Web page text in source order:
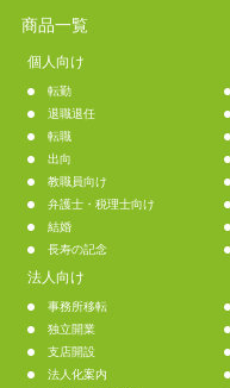
商品一覧
個人向け
転勤
退職退任
転職
出向
教職員向け
弁護士・税理士向け
結婚
長寿の記念
法人向け
事務所移転
独立開業
支店開設
法人化案内